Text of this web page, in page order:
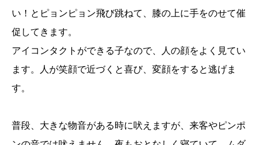
い！とピョンピョン飛び跳ねて、膝の上に手をのせて催
促してきます。
アイコンタクトができる子なので、人の顔をよく見てい
ます。人が笑顔で近づくと喜び、変顔をすると逃げま
す。
普段、大きな物音がある時に吠えますが、来客やピンポ